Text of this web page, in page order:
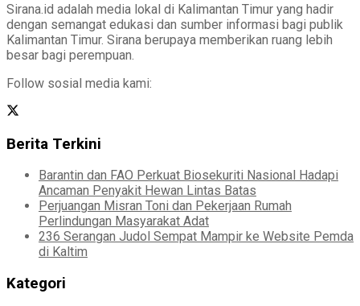
Sirana.id adalah media lokal di Kalimantan Timur yang hadir
dengan semangat edukasi dan sumber informasi bagi publik
Kalimantan Timur. Sirana berupaya memberikan ruang lebih
besar bagi perempuan.
Follow sosial media kami:
Berita Terkini
Barantin dan FAO Perkuat Biosekuriti Nasional Hadapi
Ancaman Penyakit Hewan Lintas Batas
Perjuangan Misran Toni dan Pekerjaan Rumah
Perlindungan Masyarakat Adat
236 Serangan Judol Sempat Mampir ke Website Pemda
di Kaltim
Kategori